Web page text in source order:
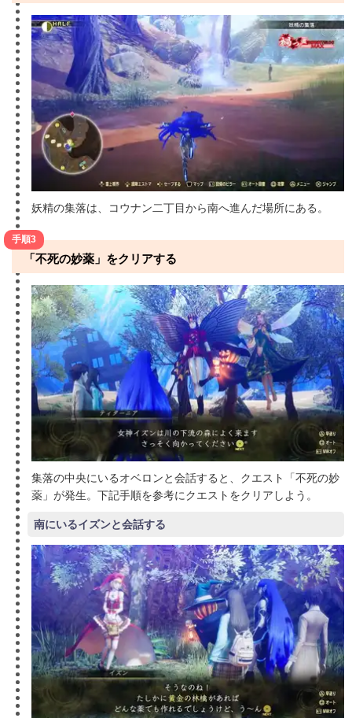
妖精の集落は、コウナン二丁目から南へ進んだ場所にある。
「不死の妙薬」をクリアする
手順3
集落の中央にいるオベロンと会話すると、クエスト「不死の妙
薬」が発生。下記手順を参考にクエストをクリアしよう。
南にいるイズンと会話する